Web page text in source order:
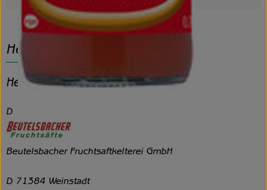
Herkunft
Hersteller: BEUTELSBACHER
D
Beutelsbacher Fruchtsaftkelterei GmbH
D 71384 Weinstadt